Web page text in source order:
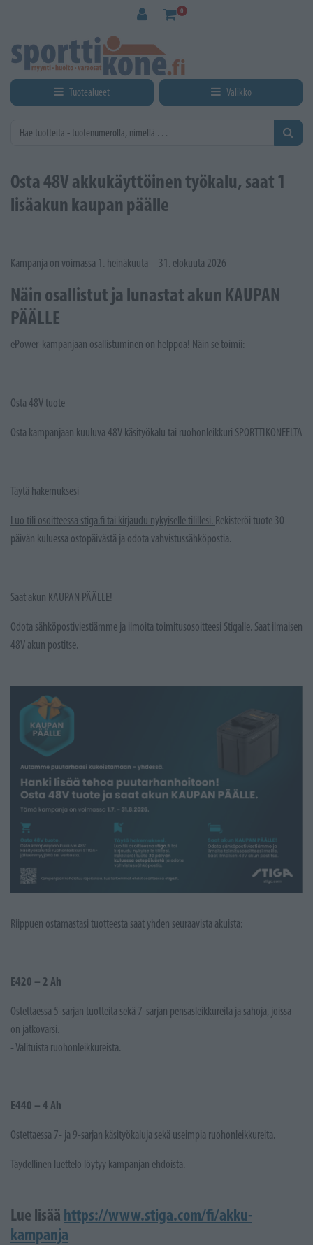
0
Tuotealueet Valikko
Osta 48V akkukäyttöinen työkalu, saat 1
lisäakun kaupan päälle
Kampanja on voimassa 1. heinäkuuta – 31. elokuuta 2026
Näin osallistut ja lunastat akun KAUPAN
PÄÄLLE
ePower-kampanjaan osallistuminen on helppoa! Näin se toimii:
Osta 48V tuote
Osta kampanjaan kuuluva 48V käsityökalu tai ruohonleikkuri SPORTTIKONEELTA
Täytä hakemuksesi
Luo tili osoitteessa stiga.fi tai kirjaudu nykyiselle tilillesi. Rekisteröi tuote 30
päivän kuluessa ostopäivästä ja odota vahvistussähköpostia.
Saat akun KAUPAN PÄÄLLE!
Odota sähköpostiviestiämme ja ilmoita toimitusosoitteesi Stigalle. Saat ilmaisen
48V akun postitse.
Riippuen ostamastasi tuotteesta saat yhden seuraavista akuista:
E420 – 2 Ah
Ostettaessa 5-sarjan tuotteita sekä 7-sarjan pensasleikkureita ja sahoja, joissa
on jatkovarsi.
- Valituista ruohonleikkureista.
E440 – 4 Ah
Ostettaessa 7- ja 9-sarjan käsityökaluja sekä useimpia ruohonleikkureita.
Täydellinen luettelo löytyy kampanjan ehdoista.
Lue lisää https://www.stiga.com/fi/akku-
kampanja